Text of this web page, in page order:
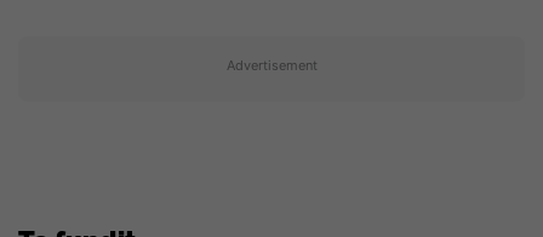
Advertisement